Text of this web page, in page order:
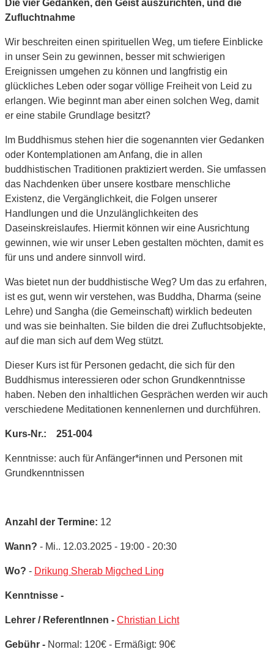
Die vier Gedanken, den Geist auszurichten, und die
Zufluchtnahme
Wir beschreiten einen spirituellen Weg, um tiefere Einblicke
in unser Sein zu gewinnen, besser mit schwierigen
Ereignissen umgehen zu können und langfristig ein
glückliches Leben oder sogar völlige Freiheit von Leid zu
erlangen. Wie beginnt man aber einen solchen Weg, damit
er eine stabile Grundlage besitzt?
Im Buddhismus stehen hier die sogenannten vier Gedanken
oder Kontemplationen am Anfang, die in allen
buddhistischen Traditionen praktiziert werden. Sie umfassen
das Nachdenken über unsere kostbare menschliche
Existenz, die Vergänglichkeit, die Folgen unserer
Handlungen und die Unzulänglichkeiten des
Daseinskreislaufes. Hiermit können wir eine Ausrichtung
gewinnen, wie wir unser Leben gestalten möchten, damit es
für uns und andere sinnvoll wird.
Was bietet nun der buddhistische Weg? Um das zu erfahren,
ist es gut, wenn wir verstehen, was Buddha, Dharma (seine
Lehre) und Sangha (die Gemeinschaft) wirklich bedeuten
und was sie beinhalten. Sie bilden die drei Zufluchtsobjekte,
auf die man sich auf dem Weg stützt.
Dieser Kurs ist für Personen gedacht, die sich für den
Buddhismus interessieren oder schon Grundkenntnisse
haben. Neben den inhaltlichen Gesprächen werden wir auch
verschiedene Meditationen kennenlernen und durchführen.
Kurs-Nr.: 251-004
Kenntnisse: auch für Anfänger*innen und Personen mit
Grundkenntnissen
Anzahl der Termine: 12
Wann? - Mi.. 12.03.2025 - 19:00 - 20:30
Wo? - Drikung Sherab Migched Ling
Kenntnisse -
Lehrer / ReferentInnen - Christian Licht
Gebühr - Normal: 120€ - Ermäßigt: 90€